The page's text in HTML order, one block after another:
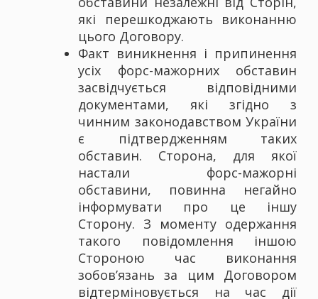
які перешкоджають виконанню
цього Договору.
Факт виникнення і припинення
усіх форс-мажорних обставин
засвідчується відповідними
документами, які згідно з
чинним законодавством України
є підтвердженням таких
обставин. Сторона, для якої
настали форс-мажорні
обставини, повинна негайно
інформувати про це іншу
Сторону. З моменту одержання
такого повідомлення іншою
Стороною час виконання
зобов’язань за цим Договором
відтерміновується на час дії